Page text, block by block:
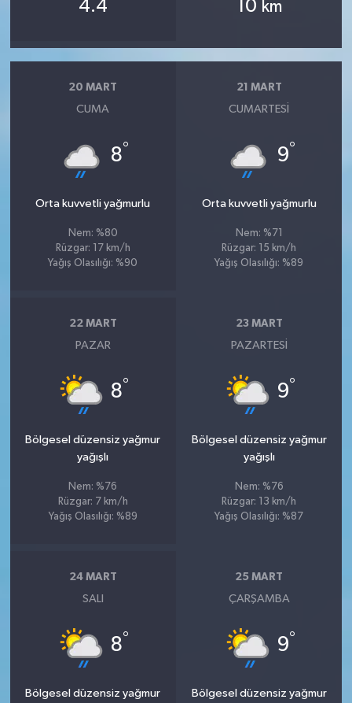
4.4 10 km
20 MART
CUMA
8°
Orta kuvvetli yağmurlu
Nem: %80
Rüzgar: 17 km/h
Yağış Olasılığı: %90
21 MART
CUMARTESI
9°
Orta kuvvetli yağmurlu
Nem: %71
Rüzgar: 15 km/h
Yağış Olasılığı: %89
22 MART
PAZAR
8°
Bölgesel düzensiz yağmur
yağışlı
Nem: %76
Rüzgar: 7 km/h
Yağış Olasılığı: %89
23 MART
PAZARTESI
9°
Bölgesel düzensiz yağmur
yağışlı
Nem: %76
Rüzgar: 13 km/h
Yağış Olasılığı: %87
24 MART
SALI
8°
Bölgesel düzensiz yağmur
25 MART
ÇARŞAMBA
9°
Bölgesel düzensiz yağmur